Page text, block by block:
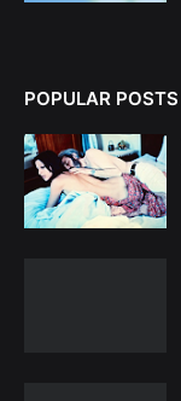
POPULAR POSTS